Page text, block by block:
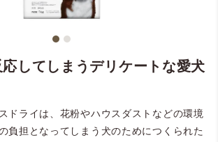
してしまうデリケートな愛犬
ドライは、花粉やハウスダストなどの環境
負担となってしまう犬のためにつくられた